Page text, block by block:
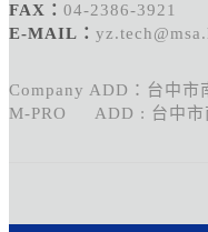
FAX： 04-2386-3921
E-MAIL：
Company ADD：台中市
M-PRO ADD : 台中市